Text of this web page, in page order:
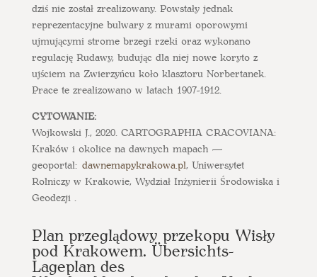
dziś nie został zrealizowany. Powstały jednak
reprezentacyjne bulwary z murami oporowymi
ujmującymi strome brzegi rzeki oraz wykonano
regulację Rudawy, budując dla niej nowe koryto z
ujściem na Zwierzyńcu koło klasztoru Norbertanek.
Prace te zrealizowano w latach 1907-1912.
CYTOWANIE:
Wojkowski J., 2020. CARTOGRAPHIA CRACOVIANA:
Kraków i okolice na dawnych mapach —
geoportal: dawnemapykrakowa.pl, Uniwersytet
Rolniczy w Krakowie, Wydział Inżynierii Środowiska i
Geodezji .
Plan przeglądowy przekopu Wisły
pod Krakowem. Übersichts-
Lageplan des